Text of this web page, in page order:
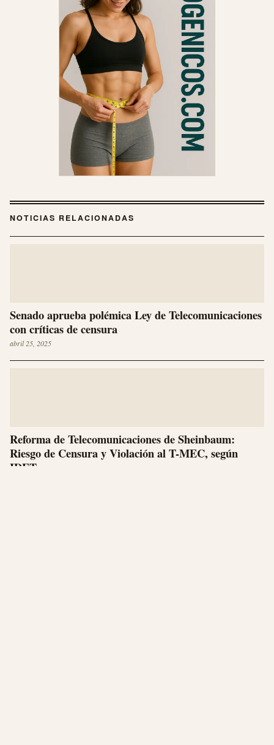
NOTICIAS RELACIONADAS
Senado aprueba polémica Ley de Telecomunicaciones
con críticas de censura
abril 25, 2025
Reforma de Telecomunicaciones de Sheinbaum:
Riesgo de Censura y Violación al T-MEC, según
IDET